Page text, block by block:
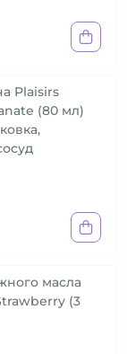
Plaisirs
(80 мл)
масла
(3